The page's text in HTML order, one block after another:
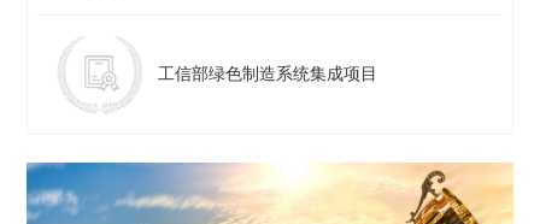
工信部绿色制造系统集成项目